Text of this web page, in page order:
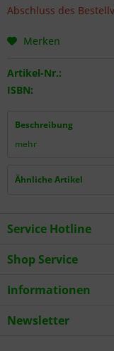
Abschluss des
Merken
Artikel-Nr.:
ISBN:
Beschreibung
mehr
Ähnliche Artikel
Service Hotline
Shop Service
Informationen
Newsletter